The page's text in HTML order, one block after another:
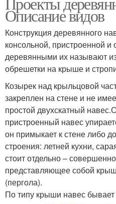
Описание видов
Конструкция деревянного
консольной, пристроенной
деревянными их называют
обрешетки на крыше и
Козырек над крыльцовой
закреплен на стене и не
простой двухскатный
пристроенный навес
он примыкает к стене либо
строения: летней кухни,
стоит отдельно –
представляющее собой
(пергола).
По типу крыши навес